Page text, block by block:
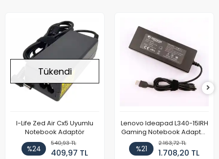
Tükendi
I-Life Zed Air Cx5 Uyumlu
Notebook Adaptör
%24
540,93 TL
409,97 TL
Lenovo Ideapad L340-15IRH
Gaming Notebook Adaptör
Cihazı Şarj Aleti (150W)
%21
2.163,72 TL
1.708,20 TL